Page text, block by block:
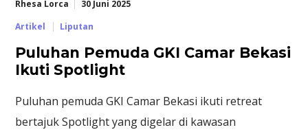
Rhesa Lorca
30 Juni 2025
Artikel
Liputan
Puluhan Pemuda GKI Camar Bekasi
Ikuti Spotlight
Puluhan pemuda GKI Camar Bekasi ikuti retreat
bertajuk Spotlight yang digelar di kawasan